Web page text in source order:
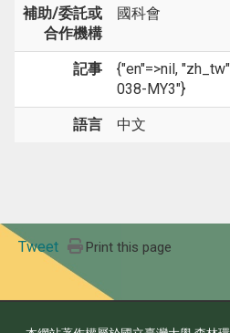
補助/委託或
合作機構
國科會
記事
{"en"=>nil,
038-MY3"}
語言 中文
Tweet Print this page